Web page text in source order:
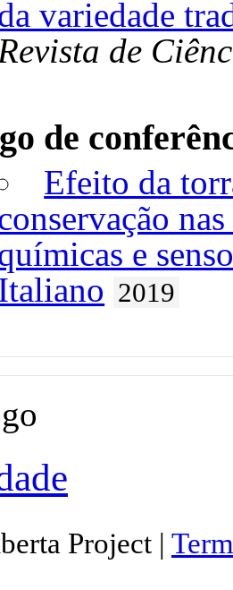
variedade
de
de
Efeito da
e
2019
Project |